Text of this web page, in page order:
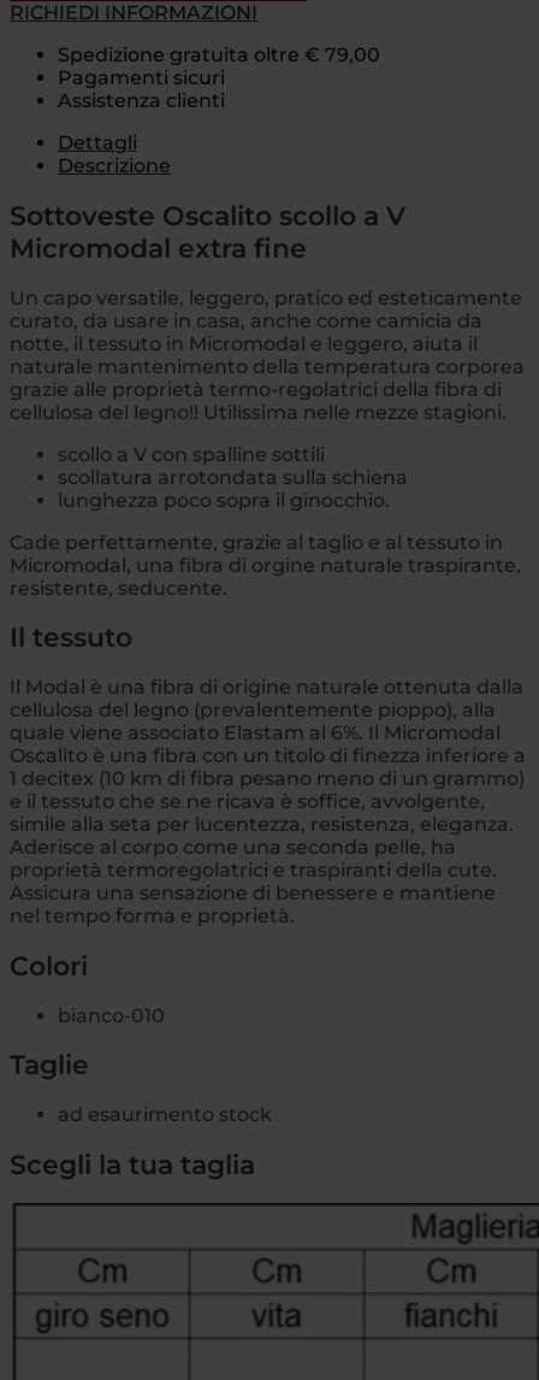
RICHIEDI INFORMAZIONI
Spedizione gratuita oltre € 79,00
Pagamenti sicuri
Assistenza clienti
Dettagli
Descrizione
Sottoveste Oscalito scollo a V
Micromodal extra fine
Un capo versatile, leggero, pratico ed esteticamente
curato, da usare in casa, anche come camicia da
notte, il tessuto in Micromodal e leggero, aiuta il
naturale mantenimento della temperatura corporea
grazie alle proprietà termo-regolatrici della fibra di
cellulosa del legno!! Utilissima nelle mezze stagioni.
scollo a V con spalline sottili
scollatura arrotondata sulla schiena
lunghezza poco sopra il ginocchio.
Cade perfettamente, grazie al taglio e al tessuto in
Micromodal, una fibra di orgine naturale traspirante,
resistente, seducente.
Il tessuto
Il Modal è una fibra di origine naturale ottenuta dalla
cellulosa del legno (prevalentemente pioppo), alla
quale viene associato Elastam al 6%. Il Micromodal
Oscalito è una fibra con un titolo di finezza inferiore a
1 decitex (10 km di fibra pesano meno di un grammo)
e il tessuto che se ne ricava è soffice, avvolgente,
simile alla seta per lucentezza, resistenza, eleganza.
Aderisce al corpo come una seconda pelle, ha
proprietà termoregolatrici e traspiranti della cute.
Assicura una sensazione di benessere e mantiene
nel tempo forma e proprietà.
Colori
bianco-010
Taglie
ad esaurimento stock
Scegli la tua taglia